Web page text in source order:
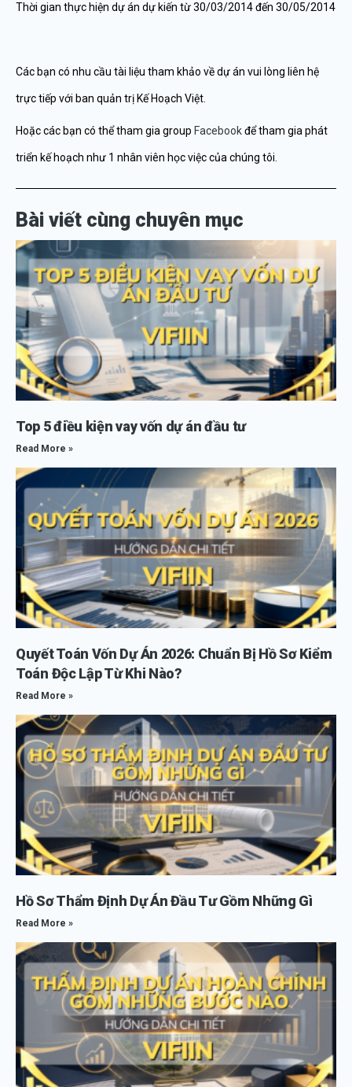
Thời gian thực hiện dự án dự kiến từ 30/03/2014 đến 30/05/2014
Các bạn có nhu cầu tài liệu tham khảo về dự án vui lòng liên hệ
trực tiếp với ban quản trị Kế Hoạch Việt.
Hoặc các bạn có thể tham gia group Facebookđể tham gia phát
triển kế hoạch như 1 nhân viên học việc của chúng tôi.
Bài viết cùng chuyên mục
Top 5 điều kiện vay vốn dự án đầu tư
Read More »
Quyết Toán Vốn Dự Án 2026: Chuẩn Bị Hồ Sơ Kiểm
Toán Độc Lập Từ Khi Nào?
Read More »
Hồ Sơ Thẩm Định Dự Án Đầu Tư Gồm Những Gì
Read More »